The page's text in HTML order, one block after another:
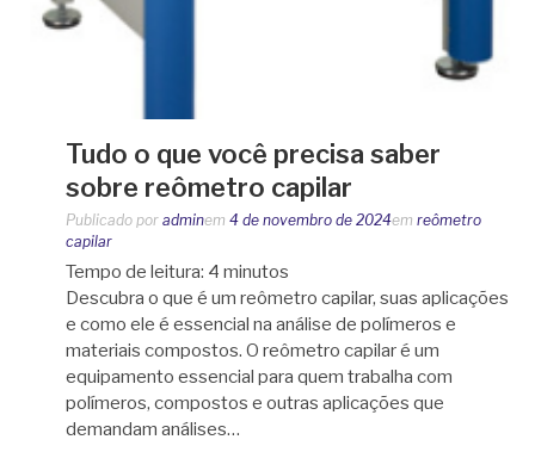
Tudo o que você precisa saber
sobre reômetro capilar
Publicado por adminem 4 de novembro de 2024em reômetro
capilar
Tempo de leitura: 4 minutos
Descubra o que é um reômetro capilar, suas aplicações
e como ele é essencial na análise de polímeros e
materiais compostos. O reômetro capilar é um
equipamento essencial para quem trabalha com
polímeros, compostos e outras aplicações que
demandam análises…